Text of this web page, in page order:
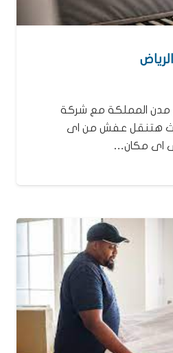
المملكة مع شركة
هتنقل عفش من اى
اى مكان…